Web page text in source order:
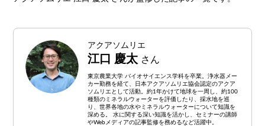
アクアソムリエ
江口 慶太 さん
東京農業大学 バイオサイエンス学科を卒業。浄水器メー
カー勤務を経て、日本アクアソムリエ協会認定のアクア
ソムリエとして活動。約1年かけて地球を一周し、約100
種類のミネラルウォーターを評価したり、採水地を巡
り、世界各地の水やミネラルウォーターについて知識を
深める。 水に関する深い知識を活かし、セミナーの講師
やWebメディアの記事監修を務めるなど活躍中。